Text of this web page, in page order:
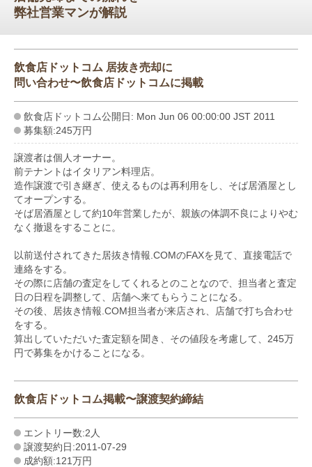
弊社営業マンが解説
飲食店ドットコム 居抜き売却に
問い合わせ〜飲食店ドットコムに掲載
飲食店ドットコム公開日: Mon Jun 06 00:00:00 JST 2011
募集額:245万円
譲渡者は個人オーナー。
前テナントはイタリアン料理店。
造作譲渡で引き継ぎ、使えるものは再利用をし、そば居酒屋とし
てオープンする。
そば居酒屋として約10年営業したが、親族の体調不良によりやむ
なく撤退をすることに。
以前送付されてきた居抜き情報.COMのFAXを見て、直接電話で
連絡をする。
その際に店舗の査定をしてくれるとのことなので、担当者と査定
日の日程を調整して、店舗へ来てもらうことになる。
その後、居抜き情報.COM担当者が来店され、店舗で打ち合わせ
をする。
算出していただいた査定額を聞き、その値段を考慮して、245万
円で募集をかけることになる。
飲食店ドットコム掲載〜譲渡契約締結
エントリー数:2人
譲渡契約日:2011-07-29
成約額:121万円